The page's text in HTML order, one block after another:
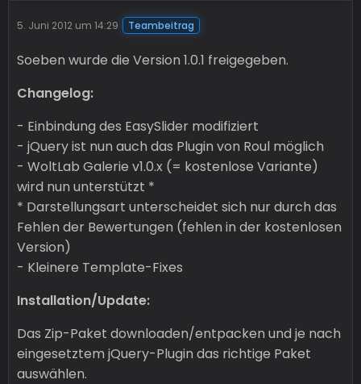
5. Juni 2012 um 14:29 Teambeitrag
Soeben wurde die Version 1.0.1 freigegeben.
Changelog:
- Einbindung des EasySlider modifiziert
- jQuery ist nun auch das Plugin von Roul möglich
- WoltLab Galerie v1.0.x (= kostenlose Variante)
wird nun unterstützt *
* Darstellungsart unterscheidet sich nur durch das
Fehlen der Bewertungen (fehlen in der kostenlosen
Version)
- Kleinere Template-Fixes
Installation/Update:
Das Zip-Paket downloaden/entpacken und je nach
eingesetztem jQuery-Plugin das richtige Paket
auswählen.